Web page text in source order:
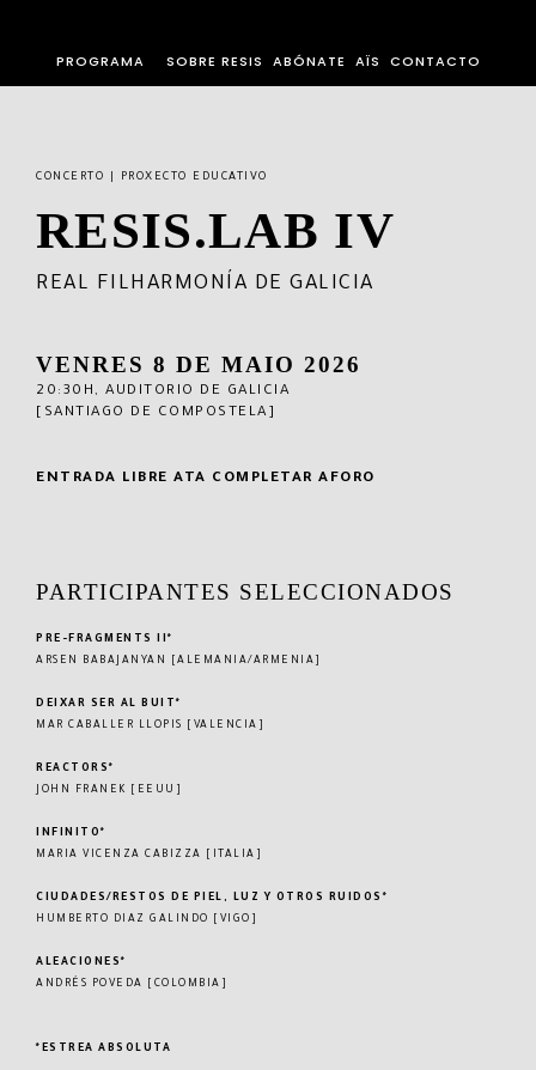
PROGRAMA SOBRE RESIS ABÓNATE AÏS CONTACTO
CONCERTO | PROXECTO EDUCATIVO
RESIS.LAB IV
REAL FILHARMONÍA DE GALICIA
VENRES 8 DE MAIO 2026
20:30H, AUDITORIO DE GALICIA
[SANTIAGO DE COMPOSTELA]
ENTRADA LIBRE ATA COMPLETAR AFORO
PARTICIPANTES SELECCIONADOS
PRE-FRAGMENTS II*
ARSEN BABAJANYAN [ALEMANIA/ARMENIA]
DEIXAR SER AL BUIT*
MAR CABALLER LLOPIS [VALENCIA]
REACTORS*
JOHN FRANEK [EEUU]
INFINITO*
MARIA VICENZA CABIZZA [ITALIA]
CIUDADES/RESTOS DE PIEL, LUZ Y OTROS RUIDOS*
HUMBERTO DIAZ GALINDO [VIGO]
ALEACIONES*
ANDRÉS POVEDA [COLOMBIA]
*ESTREA ABSOLUTA